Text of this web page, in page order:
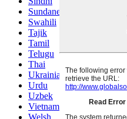
Sundanese
Swahili
Tajik
Tamil
Telugu
Thai
Ukrainian
Urdu
Uzbek
Vietnamese
Welsh